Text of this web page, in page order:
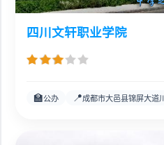
四川文轩职业学院
🏫公办 📍成都市大邑县锦屏大道川